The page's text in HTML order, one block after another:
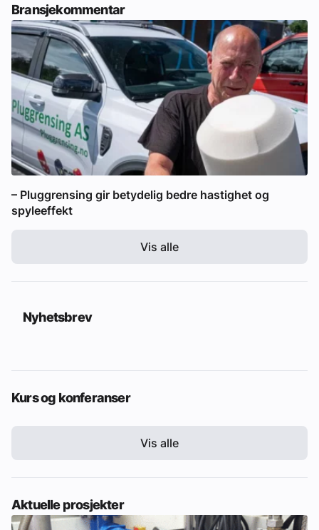
Bransjekommentar
– Pluggrensing gir betydelig bedre hastighet og
spyleeffekt
Vis alle
Nyhetsbrev
Kurs og konferanser
Vis alle
Aktuelle prosjekter